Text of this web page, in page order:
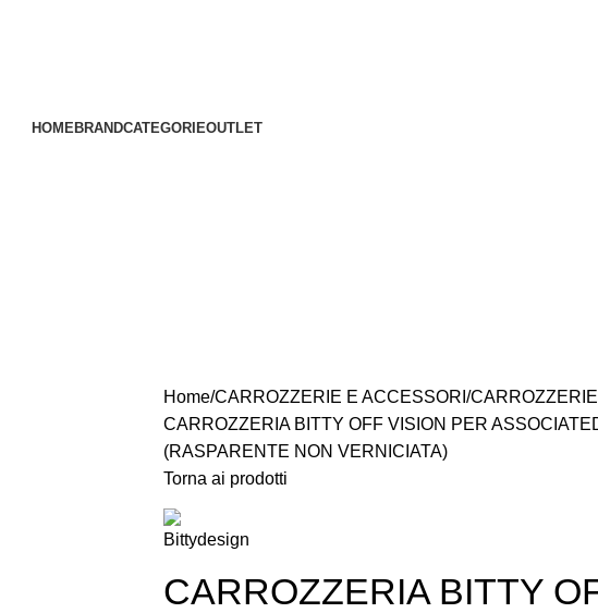
HOMEBRANDCATEGORIEOUTLET
Home CARROZZERIE E ACCESSORI CARROZZERIE
CARROZZERIA BITTY OFF VISION PER
(RASPARENTE NON VERNICIATA)
Torna ai prodotti
CARROZZERIA BITTY